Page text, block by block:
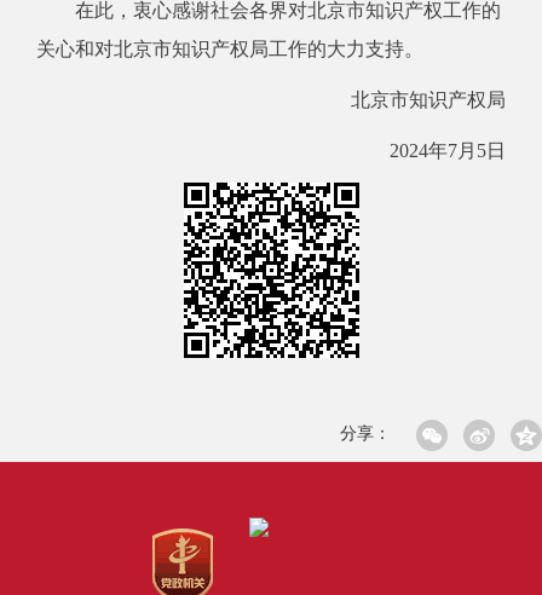
在此，衷心感谢社会各界对北京市知识产权工作的
关心和对北京市知识产权局工作的大力支持。
北京市知识产权局
2024年7月5日
分享：